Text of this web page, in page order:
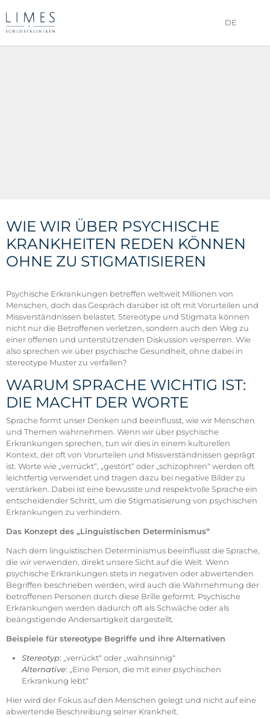
DE
WIE WIR ÜBER PSYCHISCHE
KRANKHEITEN REDEN KÖNNEN
OHNE ZU STIGMATISIEREN
Psychische Erkrankungen betreffen weltweit Millionen von
Menschen, doch das Gespräch darüber ist oft mit Vorurteilen und
Missverständnissen belastet. Stereotype und Stigmata können
nicht nur die Betroffenen verletzen, sondern auch den Weg zu
einer offenen und unterstützenden Diskussion versperren. Wie
also sprechen wir über psychische Gesundheit, ohne dabei in
stereotype Muster zu verfallen?
WARUM SPRACHE WICHTIG IST:
DIE MACHT DER WORTE
Sprache formt unser Denken und beeinflusst, wie wir Menschen
und Themen wahrnehmen. Wenn wir über psychische
Erkrankungen sprechen, tun wir dies in einem kulturellen
Kontext, der oft von Vorurteilen und Missverständnissen geprägt
ist. Worte wie „verrückt“, „gestört“ oder „schizophren“ werden oft
leichtfertig verwendet und tragen dazu bei negative Bilder zu
verstärken. Dabei ist eine bewusste und respektvolle Sprache ein
entscheidender Schritt, um die Stigmatisierung von psychischen
Erkrankungen zu verhindern.
Das Konzept des „Linguistischen Determinismus“
Nach dem linguistischen Determinismus beeinflusst die Sprache,
die wir verwenden, direkt unsere Sicht auf die Welt. Wenn
psychische Erkrankungen stets in negativen oder abwertenden
Begriffen beschrieben werden, wird auch die Wahrnehmung der
betroffenen Personen durch diese Brille geformt. Psychische
Erkrankungen werden dadurch oft als Schwäche oder als
beängstigende Andersartigkeit dargestellt.
Beispiele für stereotype Begriffe und ihre Alternativen
Stereotyp: „verrückt“ oder „wahnsinnig“
Alternative: „Eine Person, die mit einer psychischen
Erkrankung lebt“
Hier wird der Fokus auf den Menschen gelegt und nicht auf eine
abwertende Beschreibung seiner Krankheit.